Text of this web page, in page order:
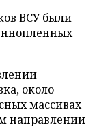
ВСУ были
около
массивах
направлении